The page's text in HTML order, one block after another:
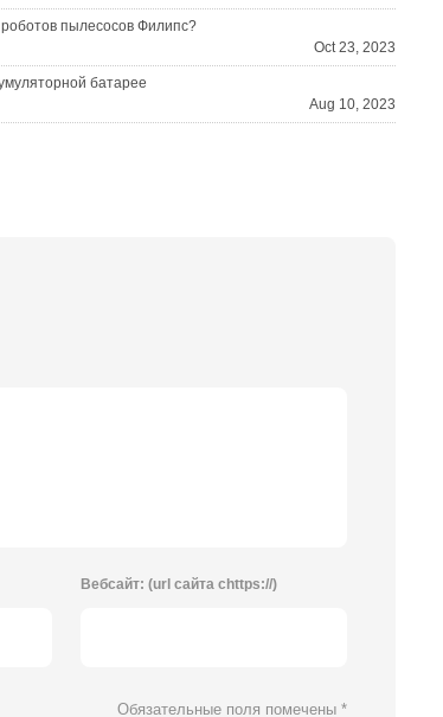
пылесосов Филипс?
Oct 23, 2023
батарее
Aug 10, 2023
Вебсайт: (url сайта сhttps://)
Обязательные поля помечены *